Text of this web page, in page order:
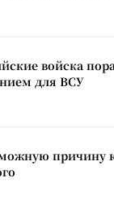
войска
для ВСУ
причину